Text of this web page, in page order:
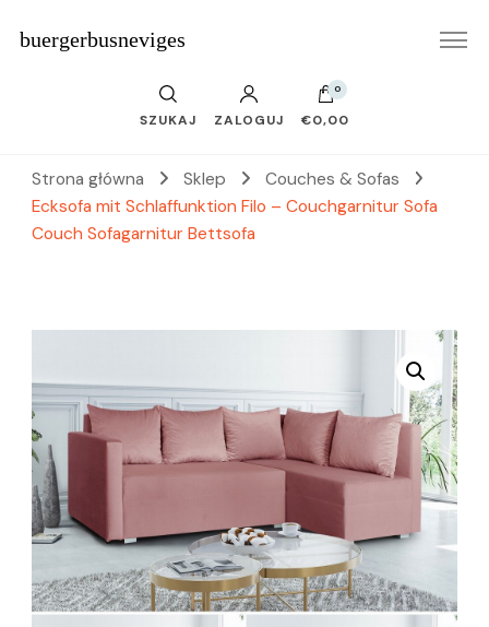
buergerbusneviges
SZUKAJ ZALOGUJ
0
€0,00
Strona główna Sklep
Couches & Sofas
Ecksofa mit Schlaffunktion Filo – Couchgarnitur Sofa
Couch Sofagarnitur Bettsofa